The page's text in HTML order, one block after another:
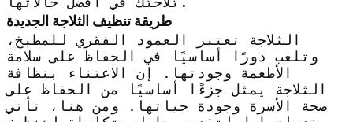
طريقة تنظيف الثلاجة الجديدة
الثلاجة تعتبر العمود الفقري للمطبخ،
وتلعب دورًا أساسيًا في الحفاظ على سلامة
الأطعمة وجودتها. إن الاعتناء بنظافة
الثلاجة يمثل جزءًا أساسيًا من الحفاظ على
صحة الأسرة وجودة حياتها. ومن هنا، تأتي